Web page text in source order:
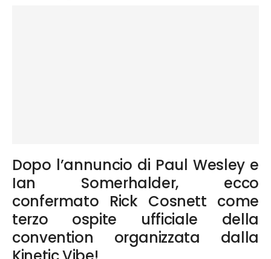
Dopo l’annuncio di Paul Wesley e
Ian Somerhalder, ecco
confermato Rick Cosnett come
terzo ospite ufficiale della
convention organizzata dalla